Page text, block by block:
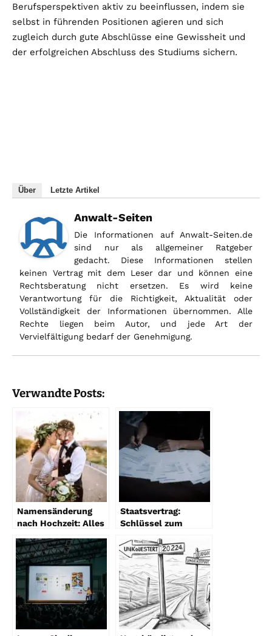
Berufsperspektiven aktiv zu beeinflussen, indem sie
selbst in führenden Positionen agieren und sich
zugleich durch gute Abschlüsse eine Gewissheit und
der erfolgreichen Abschluss des Studiums sichern.
Über Letzte Artikel
Anwalt-Seiten
Die Informationen auf Anwalt-Seiten.de
sind nur als allgemeiner Ratgeber
gedacht. Diese Informationen stellen
keinen Vertrag mit dem Leser dar und können eine
Rechtsberatung nicht ersetzen. Es wird keine
Verantwortung für die Richtigkeit, Aktualität oder
Vollständigkeit der Informationen übernommen. Alle
Rechte liegen beim Autor, und jede Art der
Vervielfältigung bedarf der Genehmigung.
Verwandte Posts:
Namensänderung
nach Hochzeit: Alles
müssen
Staatsvertrag:
Schlüssel zum
internationaler
Beziehungen